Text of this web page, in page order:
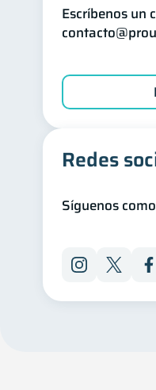
Escríbenos un
Redes
Síguenos